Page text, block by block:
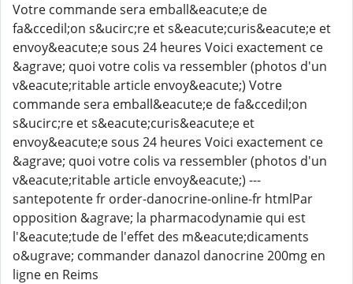
Votre commande sera emball&eacute;e de
fa&ccedil;on s&ucirc;re et s&eacute;curis&eacute;e et
envoy&eacute;e sous 24 heures Voici exactement ce
&agrave; quoi votre colis va ressembler (photos d'un
v&eacute;ritable article envoy&eacute;) Votre
commande sera emball&eacute;e de fa&ccedil;on
s&ucirc;re et s&eacute;curis&eacute;e et
envoy&eacute;e sous 24 heures Voici exactement ce
&agrave; quoi votre colis va ressembler (photos d'un
v&eacute;ritable article envoy&eacute;) ---
santepotente fr order-danocrine-online-fr htmlPar
opposition &agrave; la pharmacodynamie qui est
l'&eacute;tude de l'effet des m&eacute;dicaments
o&ugrave; commander danazol danocrine 200mg en
ligne en Reims